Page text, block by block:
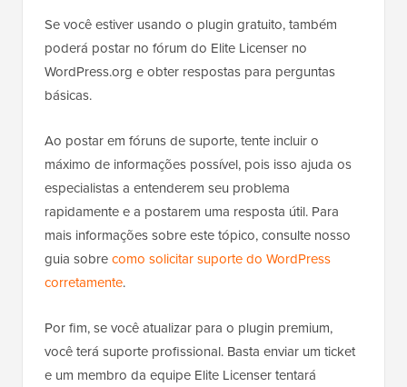
Se você estiver usando o plugin gratuito, também
poderá postar no fórum do Elite Licenser no
WordPress.org e obter respostas para perguntas
básicas.
Ao postar em fóruns de suporte, tente incluir o
máximo de informações possível, pois isso ajuda os
especialistas a entenderem seu problema
rapidamente e a postarem uma resposta útil. Para
mais informações sobre este tópico, consulte nosso
guia sobrecomo solicitar suporte do WordPress
corretamente.
Por fim, se você atualizar para o plugin premium,
você terá suporte profissional. Basta enviar um ticket
e um membro da equipe Elite Licenser tentará